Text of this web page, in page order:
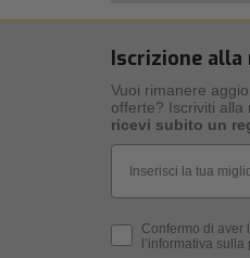
Iscrizione
Vuoi rimanere
offerte? Iscriviti alla
ricevi subito un
Privacy Policy
Confermo di aver
l’informativa sulla